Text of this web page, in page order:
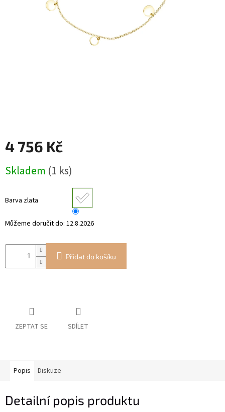
Měna
(CZK)
Přihlášení
4 756 Kč
cena:
Skladem (1 ks)
Barva zlata
Můžeme doručit do: 12.8.2026
Přidat do košíku
ZEPTAT SE SDÍLET
Popis Diskuze
Detailní popis produktu